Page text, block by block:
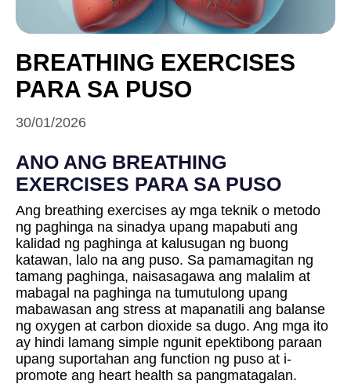
BREATHING EXERCISES
PARA SA PUSO
30/01/2026
ANO ANG BREATHING
EXERCISES PARA SA PUSO
Ang breathing exercises ay mga teknik o metodo
ng paghinga na sinadya upang mapabuti ang
kalidad ng paghinga at kalusugan ng buong
katawan, lalo na ang puso. Sa pamamagitan ng
tamang paghinga, naisasagawa ang malalim at
mabagal na paghinga na tumutulong upang
mabawasan ang stress at mapanatili ang balanse
ng oxygen at carbon dioxide sa dugo. Ang mga ito
ay hindi lamang simple ngunit epektibong paraan
upang suportahan ang function ng puso at i-
promote ang heart health sa pangmatagalan.